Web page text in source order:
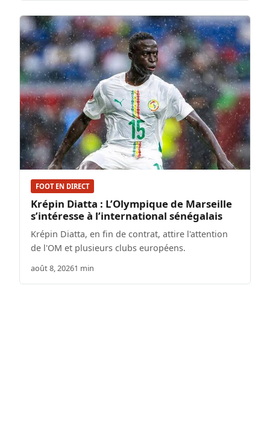
FOOT EN DIRECT
Krépin Diatta : L’Olympique de Marseille
s’intéresse à l’international sénégalais
Krépin Diatta, en fin de contrat, attire l'attention
de l'OM et plusieurs clubs européens.
août 8, 20261 min